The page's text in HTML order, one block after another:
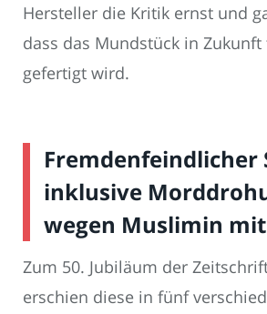
Hersteller die Kritik ernst und
dass das Mundstück in
gefertigt wird.
Fremdenfeindlicher
inklusive
wegen Muslimin
Zum 50. Jubiläum der
erschien diese in fünf